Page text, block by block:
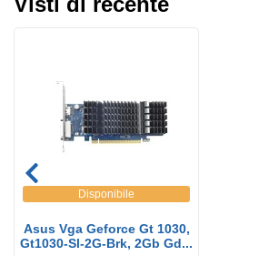
Disponibile
Asus Vga Geforce Gt 1030,
Gt1030-Sl-2G-Brk, 2Gb Gd...